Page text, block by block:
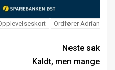
Ordfører Adrian
Neste sak
Kaldt, men mange